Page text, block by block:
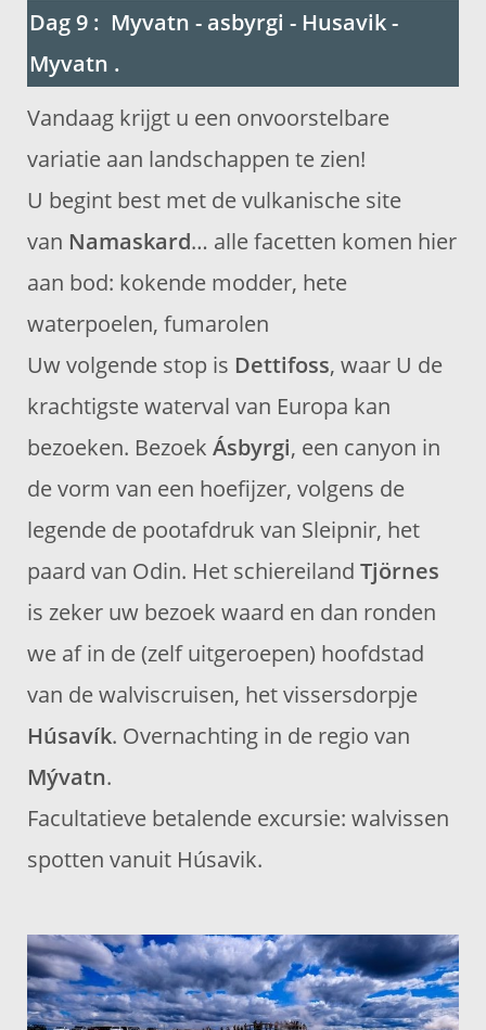
Dag 9 : Myvatn - asbyrgi - Husavik -
Myvatn .
Vandaag krijgt u een onvoorstelbare
variatie aan landschappen te zien!
U begint best met de vulkanische site
van Namaskard… alle facetten komen hier
aan bod: kokende modder, hete
waterpoelen, fumarolen
Uw volgende stop is Dettifoss, waar U de
krachtigste waterval van Europa kan
bezoeken. Bezoek Ásbyrgi, een canyon in
de vorm van een hoefijzer, volgens de
legende de pootafdruk van Sleipnir, het
paard van Odin. Het schiereiland Tjörnes
is zeker uw bezoek waard en dan ronden
we af in de (zelf uitgeroepen) hoofdstad
van de walviscruisen, het vissersdorpje
Húsavík. Overnachting in de regio van
Mývatn.
Facultatieve betalende excursie: walvissen
spotten vanuit Húsavik.